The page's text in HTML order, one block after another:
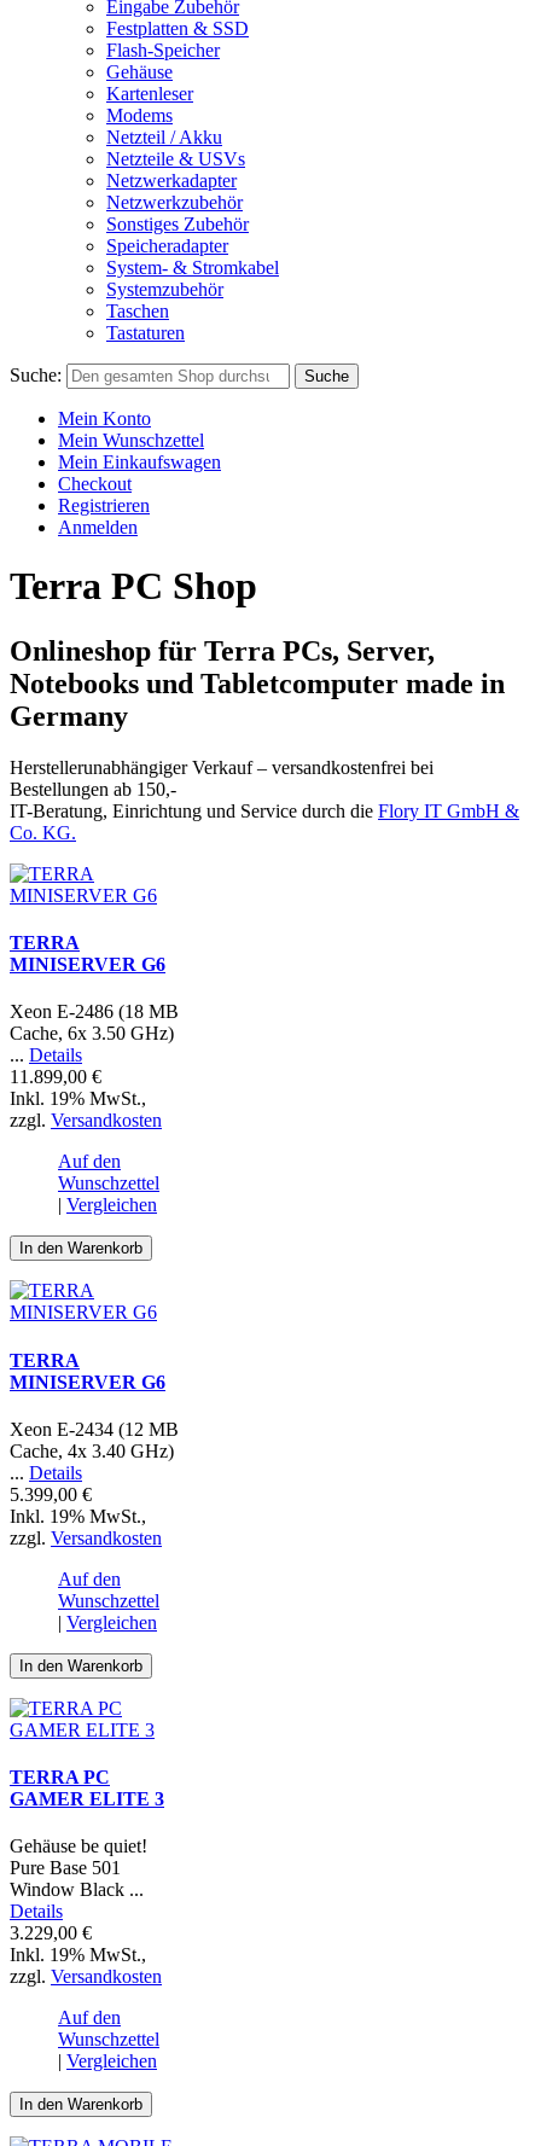
Eingabe Zubehör
Festplatten & SSD
Flash-Speicher
Gehäuse
Kartenleser
Modems
Netzteil / Akku
Netzteile & USVs
Netzwerkadapter
Netzwerkzubehör
Sonstiges Zubehör
Speicheradapter
System- & Stromkabel
Systemzubehör
Taschen
Tastaturen
Suche: Suche
Mein Konto
Mein Wunschzettel
Mein Einkaufswagen
Checkout
Registrieren
Anmelden
Terra PC Shop
Onlineshop für Terra PCs, Server,
Notebooks und Tabletcomputer made in
Germany
Herstellerunabhängiger Verkauf – versandkostenfrei bei
Bestellungen ab 150,-
IT-Beratung, Einrichtung und Service durch die Flory IT GmbH &
Co. KG.
TERRA
MINISERVER G6
Xeon E-2486 (18 MB
Cache, 6x 3.50 GHz)
... Details
11.899,00 €
Inkl. 19% MwSt.,
zzgl. Versandkosten
Auf den
Wunschzettel
| Vergleichen
In den Warenkorb
TERRA
MINISERVER G6
Xeon E-2434 (12 MB
Cache, 4x 3.40 GHz)
... Details
5.399,00 €
Inkl. 19% MwSt.,
zzgl. Versandkosten
Auf den
Wunschzettel
| Vergleichen
In den Warenkorb
TERRA PC
GAMER ELITE 3
Gehäuse be quiet!
Pure Base 501
Window Black ...
Details
3.229,00 €
Inkl. 19% MwSt.,
zzgl. Versandkosten
Auf den
Wunschzettel
| Vergleichen
In den Warenkorb